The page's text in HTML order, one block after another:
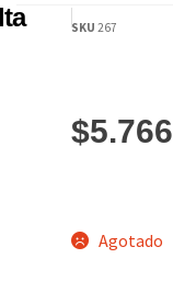
SKU 267
$5.766
Agotado